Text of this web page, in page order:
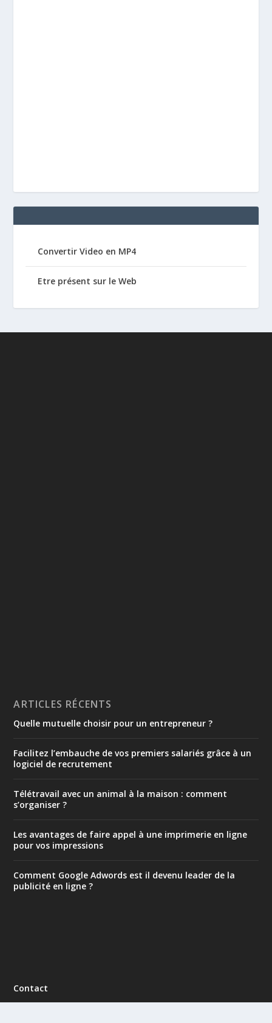
Convertir Video en MP4
Etre présent sur le Web
ARTICLES RÉCENTS
Quelle mutuelle choisir pour un entrepreneur ?
Facilitez l’embauche de vos premiers salariés grâce à un
logiciel de recrutement
Télétravail avec un animal à la maison : comment
s’organiser ?
Les avantages de faire appel à une imprimerie en ligne
pour vos impressions
Comment Google Adwords est il devenu leader de la
publicité en ligne ?
Contact